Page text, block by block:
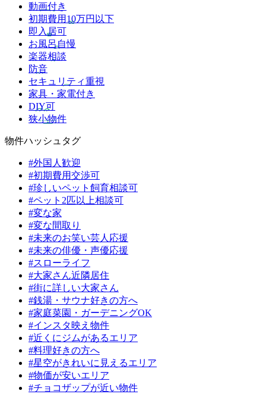
動画付き
初期費用10万円以下
即入居可
お風呂自慢
楽器相談
防音
セキュリティ重視
家具・家電付き
DIY可
狭小物件
物件ハッシュタグ
#外国人歓迎
#初期費用交渉可
#珍しいペット飼育相談可
#ペット2匹以上相談可
#変な家
#変な間取り
#未来のお笑い芸人応援
#未来の俳優・声優応援
#スローライフ
#大家さん近隣居住
#街に詳しい大家さん
#銭湯・サウナ好きの方へ
#家庭菜園・ガーデニングOK
#インスタ映え物件
#近くにジムがあるエリア
#料理好きの方へ
#星空がきれいに見えるエリア
#物価が安いエリア
#チョコザップが近い物件